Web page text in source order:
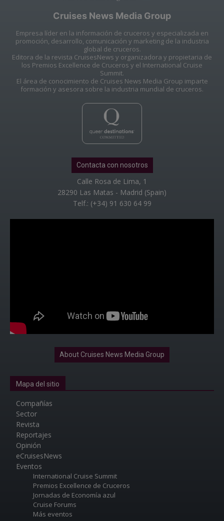
Cruises News Media Group
Empresa líder en la información de cruceros y especializada en
promoción, desarrollo, comunicación y marketing de la industria
global de cruceros.
Editora de la revista CruisesNews y organizadora y propietaria de
los Premios Excellence de Cruceros y el International Cruise
Summit.
El área de conocimiento de Cruises News Media Group imparte
formación y asesora sobre la industria mundial de cruceros.
Contacta con nosotros
Calle Rosa de Lima, 1
28290 Las Matas - Madrid (Spain)
Telf.: (+34) 91 630 64 99
About Cruises News Media Group
Mapa del sitio
Compañías
Sector
Revista
Reportajes
Opinión
eCruisesNews
Eventos
International Cruise Summit
Premios Excellence de Cruceros
Jornadas de Economía azul
Cruise Forums
Más eventos